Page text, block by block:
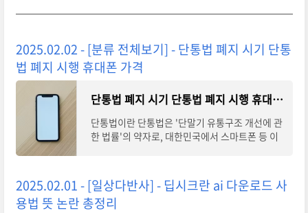
2025.02.02 - [분류 전체보기] - 단통법 폐지 시기 단통
법 폐지 시행 휴대폰 가격
단통법 폐지 시기 단통법 폐지 시행 휴대폰 가격
단통법이란 단통법은 '단말기 유통구조 개선에 관
한 법률'의 약자로, 대한민국에서 스마트폰 등 이
2025.02.01 - [일상다반사] - 딥시크란 ai 다운로드 사
용법 뜻 논란 총정리